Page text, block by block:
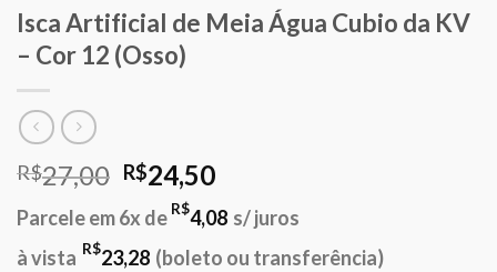
Isca Artificial de Meia Água Cubio da KV
– Cor 12 (Osso)
R$27,00 O
preço
original
era:
R$24,50O
atual
é:
Parcele em 6x de R$4,08 s/ juros
à vista R$23,28 (boleto ou transferência)